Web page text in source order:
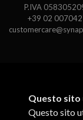
P.IVA
+39 02
Questo sito
Questo sito